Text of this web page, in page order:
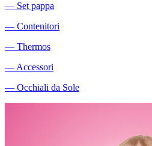
― Set pappa
― Contenitori
― Thermos
― Accessori
― Occhiali da Sole